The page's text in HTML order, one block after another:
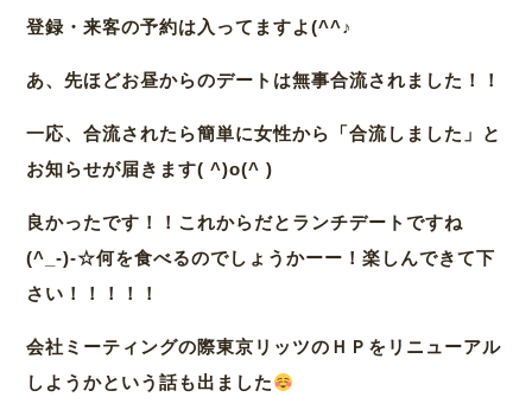
登録・来客の予約は入ってますよ(^^♪
あ、先ほどお昼からのデートは無事合流されました！！
一応、合流されたら簡単に女性から「合流しました」と
お知らせが届きます( ^)o(^ )
良かったです！！これからだとランチデートですね
(^_-)-☆何を食べるのでしょうかーー！楽しんできて下
さい！！！！！
会社ミーティングの際東京リッツのＨＰをリニューアル
しようかという話も出ました